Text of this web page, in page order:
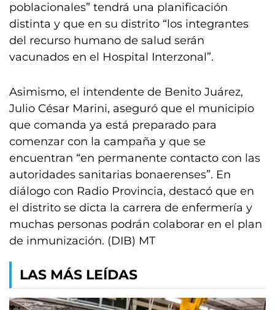
poblacionales” tendrá una planificación
distinta y que en su distrito “los integrantes
del recurso humano de salud serán
vacunados en el Hospital Interzonal”.
Asimismo, el intendente de Benito Juárez,
Julio César Marini, aseguró que el municipio
que comanda ya está preparado para
comenzar con la campaña y que se
encuentran “en permanente contacto con las
autoridades sanitarias bonaerenses”. En
diálogo con Radio Provincia, destacó que en
el distrito se dicta la carrera de enfermería y
muchas personas podrán colaborar en el plan
de inmunización. (DIB) MT
LAS MÁS LEÍDAS